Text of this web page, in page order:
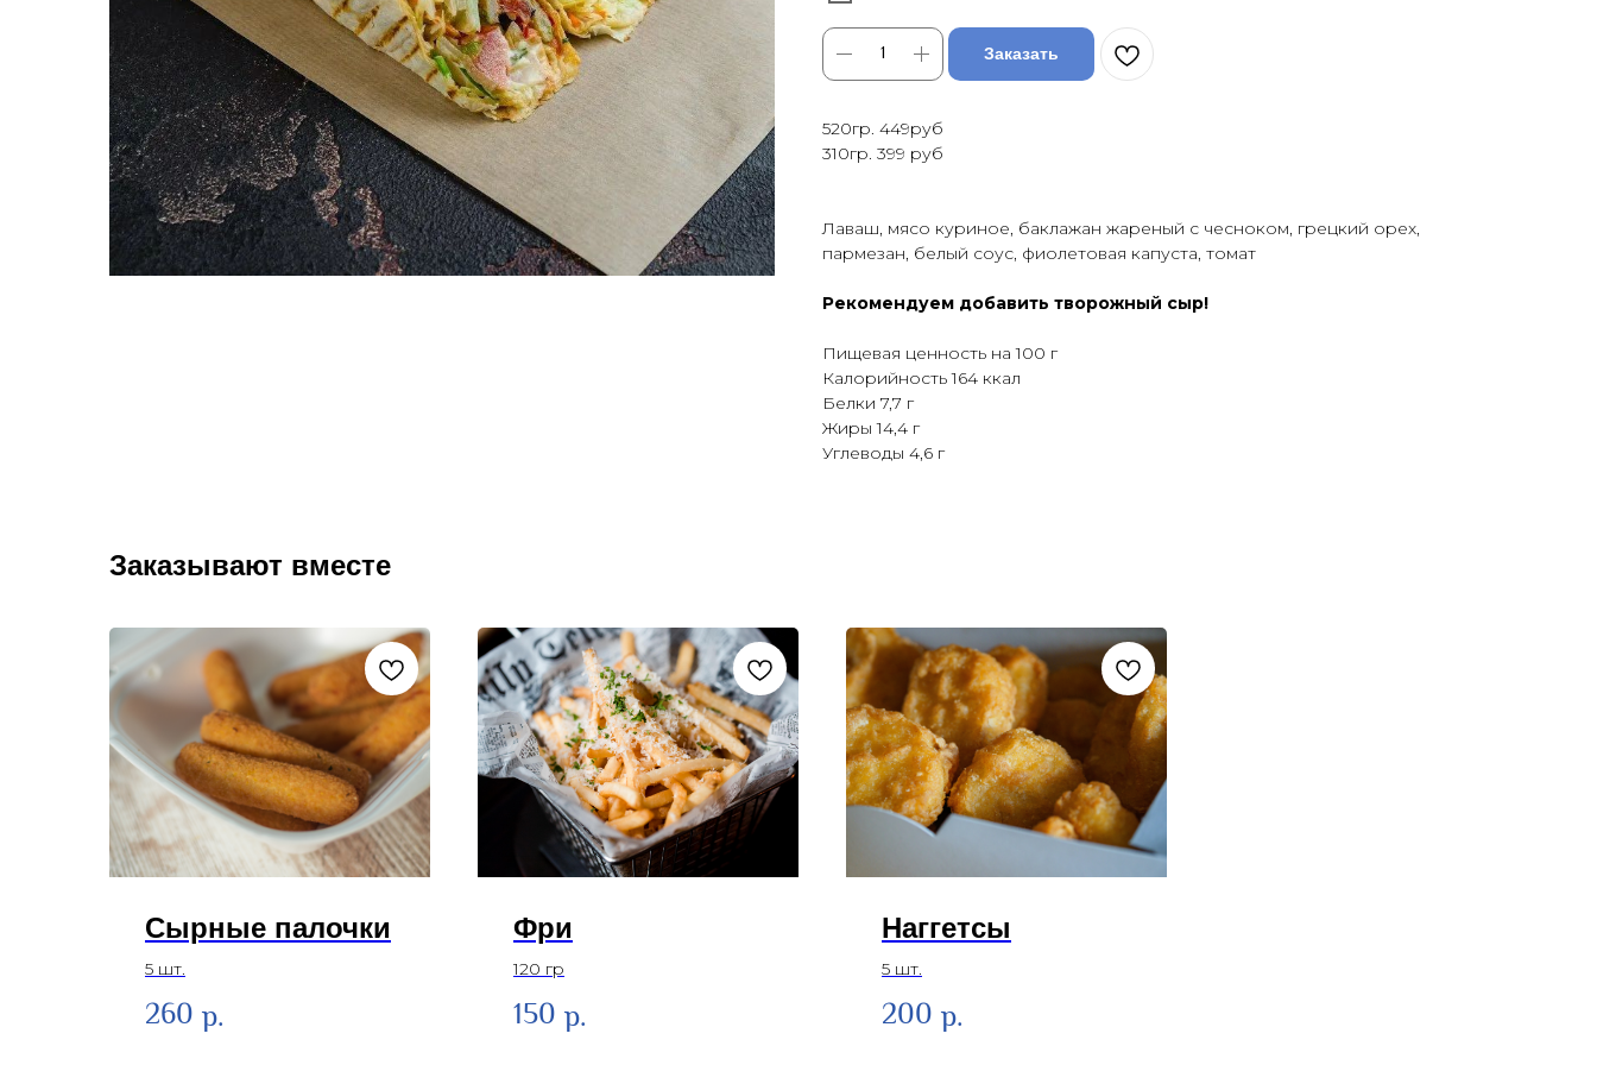
Заказать
520гр. 449руб
310гр. 399 руб
Лаваш, мясо куриное, баклажан жареный с чесноком, грецкий орех,
пармезан, белый соус, фиолетовая капуста, томат
Рекомендуем добавить творожный сыр!
Пищевая ценность на 100 г
Калорийность 164 ккал
Белки 7,7 г
Жиры 14,4 г
Углеводы 4,6 г
Заказывают вместе
Сырные палочки
5 шт.
260 р.
Фри
120 гр
150 р.
Наггетсы
5 шт.
200 р.